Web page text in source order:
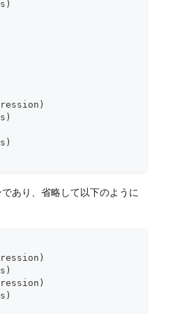
あり、省略して以下のように